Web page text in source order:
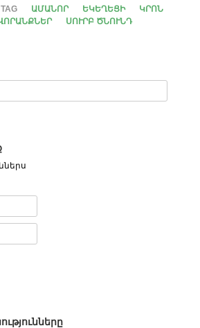
ԱՄԱՆՈՐ ԵԿԵՂԵՑԻ
ԿՐՈՆ
ՍՈՒՐԲ ԾՆՈՒՆԴ